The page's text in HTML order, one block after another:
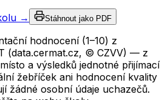
→ Stáhnout jako PDF
hodnocení (1–10) z
(data.cermat.cz, © CZVV) — z
a výsledků jednotné přijímací
žebříček ani hodnocení kvality
žádné osobní údaje uchazečů.